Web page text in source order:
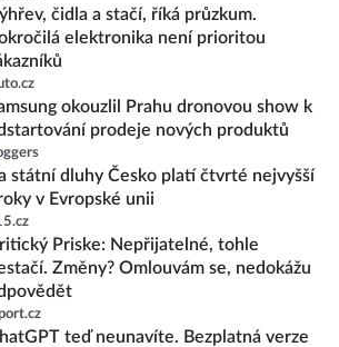
čidla a stačí, říká průzkum.
elektronika není prioritou
okouzlil Prahu dronovou show k
prodeje nových produktů
státní dluhy Česko platí čtvrté nejvyšší
v Evropské unii
Priske: Nepřijatelné, tohle
Změny? Omlouvám se, nedokážu
teď neunavíte. Bezplatná verze